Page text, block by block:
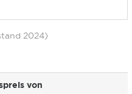
2024)
von